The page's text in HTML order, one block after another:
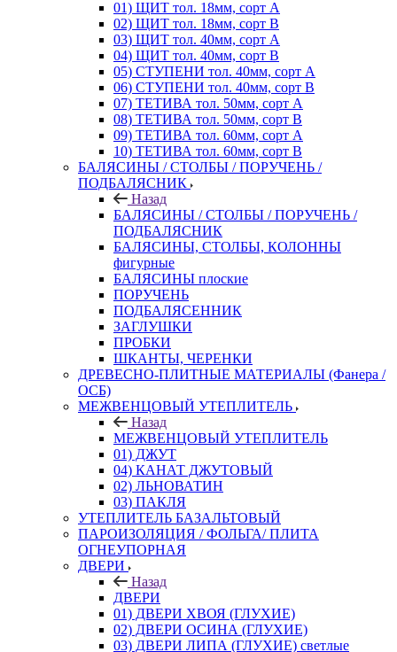
01) ЩИТ тол. 18мм, сорт А
02) ЩИТ тол. 18мм, сорт В
03) ЩИТ тол. 40мм, сорт А
04) ЩИТ тол. 40мм, сорт В
05) СТУПЕНИ тол. 40мм, сорт А
06) СТУПЕНИ тол. 40мм, сорт В
07) ТЕТИВА тол. 50мм, сорт А
08) ТЕТИВА тол. 50мм, сорт В
09) ТЕТИВА тол. 60мм, сорт А
10) ТЕТИВА тол. 60мм, сорт В
БАЛЯСИНЫ / СТОЛБЫ / ПОРУЧЕНЬ /
ПОДБАЛЯСНИК
Назад
БАЛЯСИНЫ / СТОЛБЫ / ПОРУЧЕНЬ /
ПОДБАЛЯСНИК
БАЛЯСИНЫ, СТОЛБЫ, КОЛОННЫ
фигурные
БАЛЯСИНЫ плоские
ПОРУЧЕНЬ
ПОДБАЛЯСЕННИК
ЗАГЛУШКИ
ПРОБКИ
ШКАНТЫ, ЧЕРЕНКИ
ДРЕВЕСНО-ПЛИТНЫЕ МАТЕРИАЛЫ (Фанера /
ОСБ)
МЕЖВЕНЦОВЫЙ УТЕПЛИТЕЛЬ
Назад
МЕЖВЕНЦОВЫЙ УТЕПЛИТЕЛЬ
01) ДЖУТ
04) КАНАТ ДЖУТОВЫЙ
02) ЛЬНОВАТИН
03) ПАКЛЯ
УТЕПЛИТЕЛЬ БАЗАЛЬТОВЫЙ
ПАРОИЗОЛЯЦИЯ / ФОЛЬГА/ ПЛИТА
ОГНЕУПОРНАЯ
ДВЕРИ
Назад
ДВЕРИ
01) ДВЕРИ ХВОЯ (ГЛУХИЕ)
02) ДВЕРИ ОСИНА (ГЛУХИЕ)
03) ДВЕРИ ЛИПА (ГЛУХИЕ) светлые